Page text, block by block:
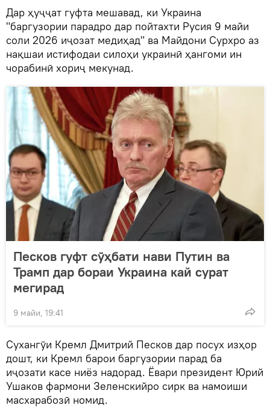
Дар ҳуҷҷат гуфта мешавад, ки Украина
"баргузории парадро дар пойтахти Русия 9 майи
соли 2026 иҷозат медиҳад" ва Майдони Сурхро аз
нақшаи истифодаи силоҳи украинӣ ҳангоми ин
чорабинӣ хориҷ мекунад.
Песков гуфт сӯҳбати нави Путин ва
Трамп дар бораи Украина кай сурат
мегирад
9 майи, 19:41
Сухангӯи Кремл Дмитрий Песков дар посух изҳор
дошт, ки Кремл барои баргузории парад ба
иҷозати касе ниёз надорад. Ёвари президент Юрий
Ушаков фармони Зеленскийро сирк ва намоиши
масхарабозӣ номид.